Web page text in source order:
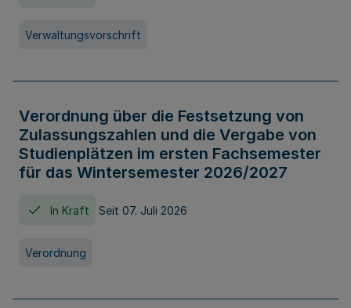
Verwaltungsvorschrift
Verordnung über die Festsetzung von
Zulassungszahlen und die Vergabe von
Studienplätzen im ersten Fachsemester
für das Wintersemester 2026/2027
In Kraft Seit 07. Juli 2026
Verordnung